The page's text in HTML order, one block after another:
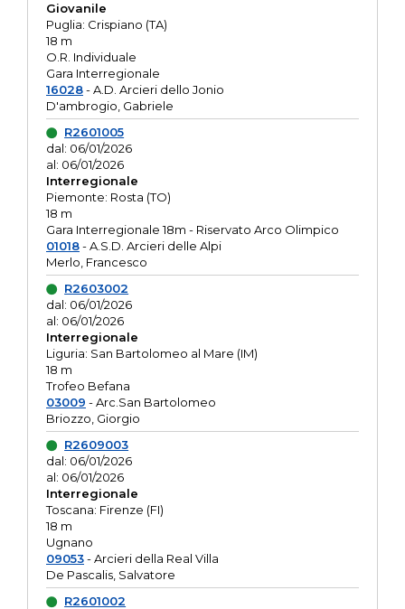
Giovanile
Puglia: Crispiano (TA)
18 m
O.R. Individuale
Gara Interregionale
16028- A.D. Arcieri dello Jonio
D'ambrogio, Gabriele
R2601005
dal: 06/01/2026
al: 06/01/2026
Interregionale
Piemonte: Rosta (TO)
18 m
Gara Interregionale 18m - Riservato Arco Olimpico
01018- A.S.D. Arcieri delle Alpi
Merlo, Francesco
R2603002
dal: 06/01/2026
al: 06/01/2026
Interregionale
Liguria: San Bartolomeo al Mare (IM)
18 m
Trofeo Befana
03009 - Arc.San Bartolomeo
Briozzo, Giorgio
R2609003
dal: 06/01/2026
al: 06/01/2026
Interregionale
Toscana: Firenze (FI)
18 m
Ugnano
09053- Arcieri della Real Villa
De Pascalis, Salvatore
R2601002